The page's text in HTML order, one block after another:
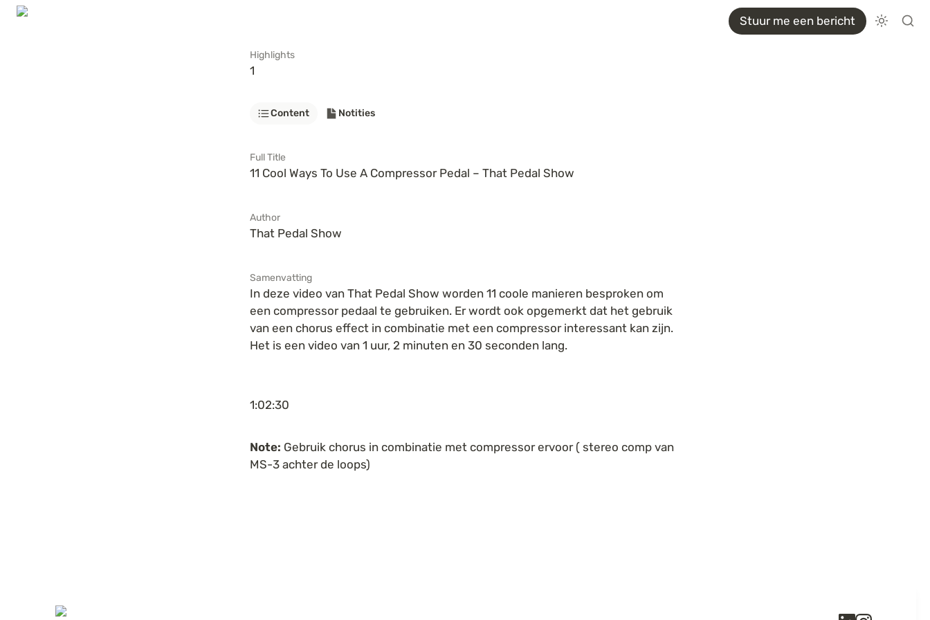
Stuur me een bericht
Highlights
1
Content Notities
Full Title
11 Cool Ways To Use A Compressor Pedal – That Pedal Show
Author
That Pedal Show
Samenvatting
In deze video van That Pedal Show worden 11 coole manieren besproken om
een compressor pedaal te gebruiken. Er wordt ook opgemerkt dat het gebruik
van een chorus effect in combinatie met een compressor interessant kan zijn.
Het is een video van 1 uur, 2 minuten en 30 seconden lang.
1:02:30
Note: Gebruik chorus in combinatie met compressor ervoor ( stereo comp van
MS-3 achter de loops)